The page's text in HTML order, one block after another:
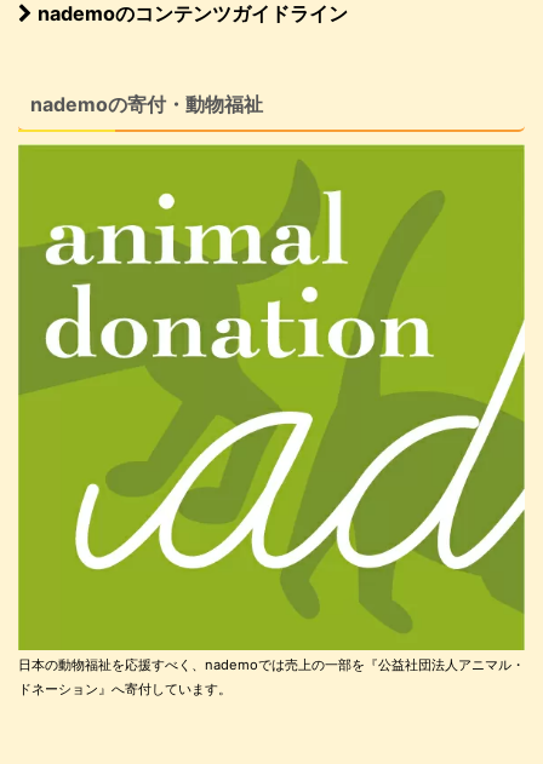
nademoのコンテンツガイドライン
nademoの寄付・動物福祉
日本の動物福祉を応援すべく、nademoでは売上の一部を『公益社団法人アニマル・
ドネーション』へ寄付しています。